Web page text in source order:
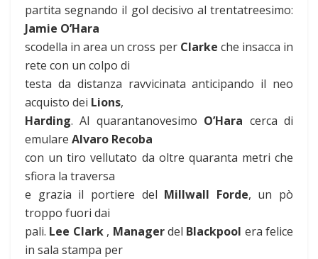
partita segnando il gol decisivo al trentatreesimo:
Jamie O’Hara
scodella in area un cross per Clarke che insacca in
rete con un colpo di
testa da distanza ravvicinata anticipando il neo
acquisto dei Lions,
Harding. Al quarantanovesimo O’Hara cerca di
emulare Alvaro Recoba
con un tiro vellutato da oltre quaranta metri che
sfiora la traversa
e grazia il portiere del Millwall Forde, un pò
troppo fuori dai
pali. Lee Clark, Managerdel Blackpool era felice
in sala stampa per